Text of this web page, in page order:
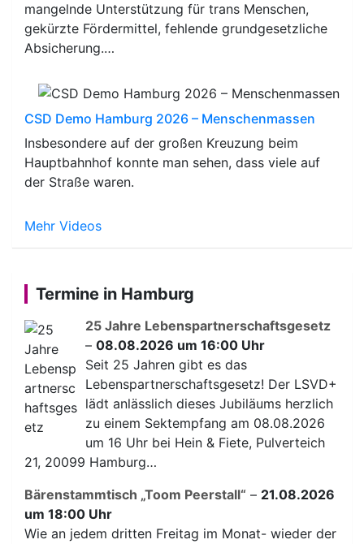
mangelnde Unterstützung für trans Menschen,
gekürzte Fördermittel, fehlende grundgesetzliche
Absicherung.…
CSD Demo Hamburg 2026 – Menschenmassen
Insbesondere auf der großen Kreuzung beim
Hauptbahnhof konnte man sehen, dass viele auf
der Straße waren.
Mehr Videos
Termine in Hamburg
25 Jahre Lebenspartnerschaftsgesetz
– 08.08.2026 um 16:00 Uhr
Seit 25 Jahren gibt es das
Lebenspartnerschaftsgesetz! Der LSVD+
lädt anlässlich dieses Jubiläums herzlich
zu einem Sektempfang am 08.08.2026
um 16 Uhr bei Hein & Fiete, Pulverteich
21, 20099 Hamburg…
Bärenstammtisch „Toom Peerstall“ – 21.08.2026
um 18:00 Uhr
Wie an jedem dritten Freitag im Monat- wieder der